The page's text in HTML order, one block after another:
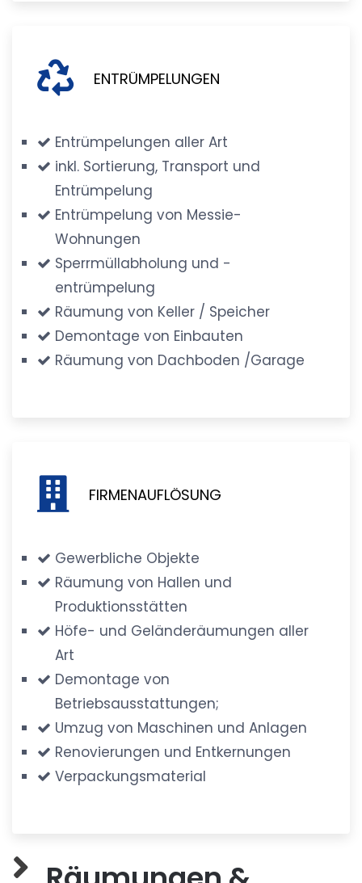
ENTRÜMPELUNGEN
Entrümpelungen aller Art
inkl. Sortierung, Transport und
Entrümpelung
Entrümpelung von Messie-
Wohnungen
Sperrmüllabholung und -
entrümpelung
Räumung von Keller / Speicher
Demontage von Einbauten
Räumung von Dachboden /Garage
FIRMENAUFLÖSUNG
Gewerbliche Objekte
Räumung von Hallen und
Produktionsstätten
Höfe- und Geländeräumungen aller
Art
Demontage von
Betriebsausstattungen;
Umzug von Maschinen und Anlagen
Renovierungen und Entkernungen
Verpackungsmaterial